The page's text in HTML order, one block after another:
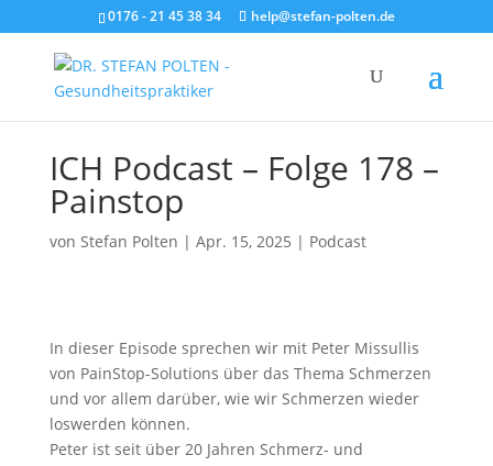
0176 - 21 45 38 34 help@stefan-polten.de
ICH Podcast – Folge 178 –
Painstop
von Stefan Polten | Apr. 15, 2025 | Podcast
In dieser Episode sprechen wir mit Peter Missullis
von PainStop-Solutions über das Thema Schmerzen
und vor allem darüber, wie wir Schmerzen wieder
loswerden können.
Peter ist seit über 20 Jahren Schmerz- und